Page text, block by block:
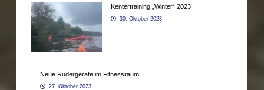
Kentertraining „Winter“ 2023
30. Oktober 2023
Neue Rudergeräte im Fitnessraum
27. Oktober 2023